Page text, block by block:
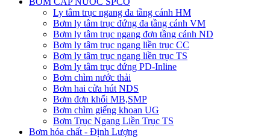
Ly tâm trục ngang đa tầng cánh HM
Bơm ly tâm trục đứng đa tầng cánh VM
Bơm ly tâm trục ngang đơn tầng cánh ND
Bơm ly tâm trục ngang liền trục CC
Bơm ly tâm trục ngang liền trục TS
Bơm ly tâm trục đứng PD-Inline
Bơm chìm nước thải
Bơm hai cửa hút NDS
Bơm đơn khối MB,SMP
Bơm chìm giếng khoan UG
Bơm Trục Ngang Liền Trục TS
Bơm hóa chất - Định Lượng